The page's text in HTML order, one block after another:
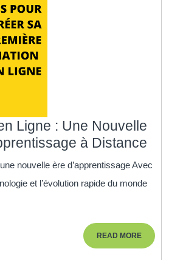
Ligne : Une Nouvelle
à Distance
nouvelle ère d’apprentissage Avec
et l’évolution rapide du monde
READ MOREREAD
MORE